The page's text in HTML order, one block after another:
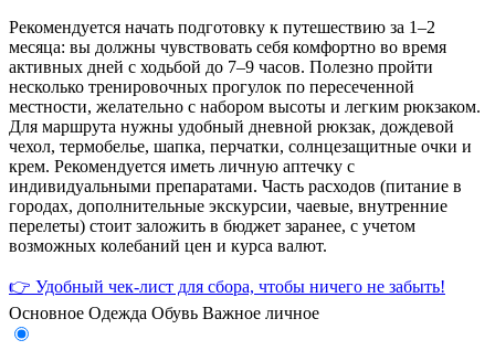
Рекомендуется начать подготовку к путешествию за 1–2
месяца: вы должны чувствовать себя комфортно во время
активных дней с ходьбой до 7–9 часов. Полезно пройти
несколько тренировочных прогулок по пересеченной
местности, желательно с набором высоты и легким рюкзаком.
Для маршрута нужны удобный дневной рюкзак, дождевой
чехол, термобелье, шапка, перчатки, солнцезащитные очки и
крем. Рекомендуется иметь личную аптечку с
индивидуальными препаратами. Часть расходов (питание в
городах, дополнительные экскурсии, чаевые, внутренние
перелеты) стоит заложить в бюджет заранее, с учетом
возможных колебаний цен и курса валют.
👉 Удобный чек-лист для сбора, чтобы ничего не забыть!
Основное Одежда Обувь Важное личное